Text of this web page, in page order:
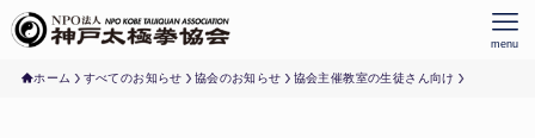
menu
ホーム すべてのお知らせ 協会のお知らせ 協会主催教室の生徒さん向け